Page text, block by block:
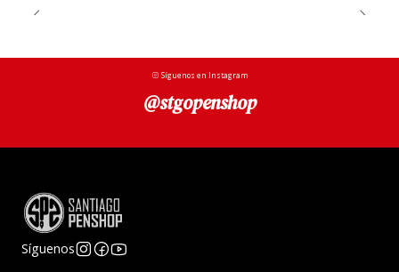
Síguenos en Instagram
@stgopenshop
Síguenos